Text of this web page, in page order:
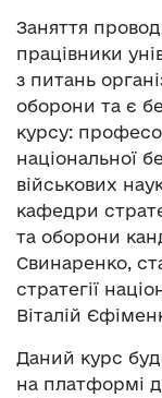
Заняття
працівники
з питань
оборони та є
курсу:
національної
військових
кафедри
та оборони
Свинаренко,
стратегії
Віталій
Даний курс
на платформі